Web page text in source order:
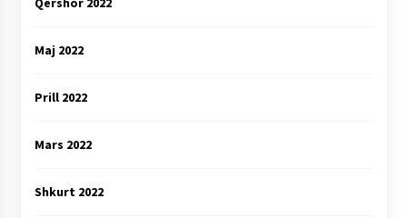
Maj 2022
Prill 2022
Mars 2022
Shkurt 2022